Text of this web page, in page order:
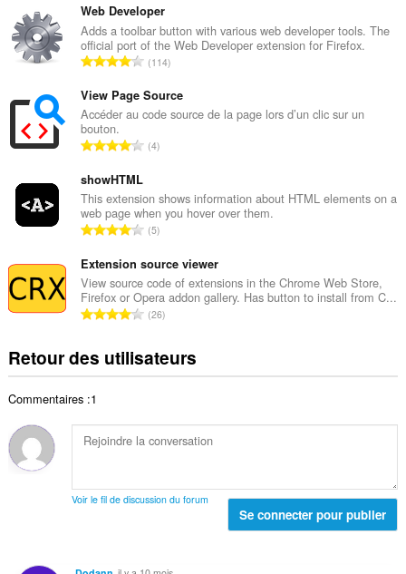
m
b
r
e
o
t
a
e
n
o
e
s
:
Web Developer
Adds a toolbar button with various web developer tools. The
official port of the Web Developer extension for Firefox.
N
m
b
e
o
t
a
d
e
n
o
e
s
114
View Page Source
Accéder au code source de la page lors d’un clic sur un
bouton.
N
m
b
r
e
o
t
a
e
n
e
s
4
showHTML
This extension shows information about HTML elements on a
web page when you hover over them.
N
m
b
r
e
o
t
d
e
t
5
Extension source viewer
View source code of extensions in the Chrome Web Store,
Firefox or Opera addon gallery. Has button to install from C...
N
b
t
o
l
o
26
Retour des utilisateurs
Commentaires :1
Voir le fil de discussion du forum
Se connecter pour publier